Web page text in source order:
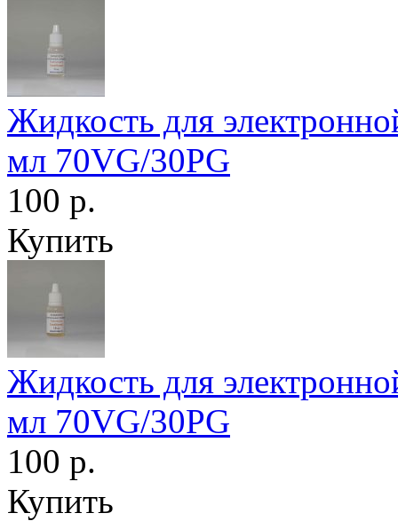
Жидкость для
мл 70VG/30PG
100 р.
Купить
Жидкость для
мл 70VG/30PG
100 р.
Купить